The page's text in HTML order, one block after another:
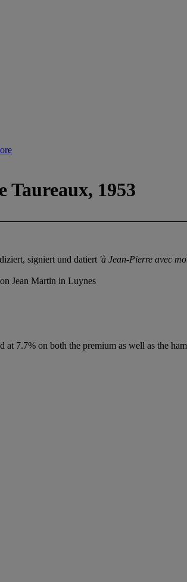
Taureaux, 1953
signiert und datiert 'à Jean-Pierre avec
Jean Martin in Luynes
7.7% on both the premium as well as the